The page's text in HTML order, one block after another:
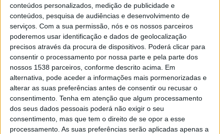
conteúdos personalizados, medição de publicidade e
conteúdos, pesquisa de audiências e desenvolvimento de
serviços. Com a sua permissão, nós e os nossos parceiros
poderemos usar identificação e dados de geolocalização
precisos através da procura de dispositivos. Poderá clicar para
consentir o processamento por nossa parte e pela parte dos
nossos 1538 parceiros, conforme descrito acima. Em
alternativa, pode aceder a informações mais pormenorizadas e
alterar as suas preferências antes de consentir ou recusar o
consentimento. Tenha em atenção que algum processamento
dos seus dados pessoais poderá não exigir o seu
consentimento, mas que tem o direito de se opor a esse
processamento. As suas preferências serão aplicadas apenas a